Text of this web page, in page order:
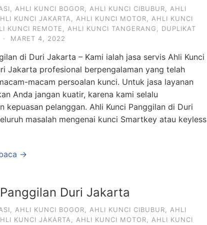
AHLI KUNCI BOGOR AHLI KUNCI CIBUBUR
AHLI
KUNCI JAKARTA AHLI KUNCI MOTOR
AHLI KUNCI
KUNCI REMOTE AHLI KUNCI TANGERANG
DUPLIKAT
· MARET 4, 2022
di Duri Jakarta – Kami ialah jasa servis Ahli Kunci
Jakarta profesional berpengalaman yang telah
macam persoalan kunci. Untuk jasa layanan
Anda jangan kuatir, karena kami selalu
kepuasan pelanggan. Ahli Kunci Panggilan di Duri
masalah mengenai kunci Smartkey atau keyless
→
Duri Jakarta
AHLI KUNCI BOGOR AHLI KUNCI CIBUBUR
AHLI
KUNCI JAKARTA AHLI KUNCI MOTOR
AHLI KUNCI